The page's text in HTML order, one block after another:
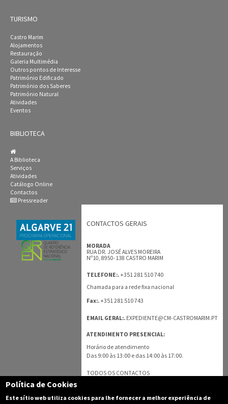
TURISMO
Castro Marim
Alojamentos
Restauração
Galeria Multimédia
Outros pontos de Interesse
Património Edificado
Património dos Saberes
Património Natural
Atividades
Eventos
BIBLIOTECA
A Biblioteca
Serviços
Atividades
Catálogo Online
Contactos
Pressreader
CONTACTOS GERAIS
MORADA
RUA DR. JOSÉ ALVES MOREIRA
Nº10, 8950-138 CASTRO MARIM
TELEFONE:.+351 281 510 740
Chamada para a rede fixa nacional
Fax:.+351 281 510 743
EMAIL GERAL:. EXPEDIENTE@CM-CASTROMARIM.PT
ATENDIMENTO PRESENCIAL:
Horário de atendimento
Das 9:00 às 13:00 e das 14:00 às 17:00.
TODOS OS CONTACTOS
Política de Cookies
Este sítio web utiliza cookies para lhe fornecer a melhor experiência de